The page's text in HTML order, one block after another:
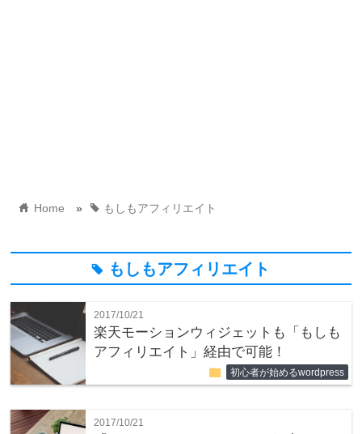
home Home » tag もしもアフィリエイト
tag もしもアフィリエイト
2017/10/21
楽天モーションウィジェットも「もしも
アフィリエイト」経由で可能！
folder 初心者が始めるwordpress
2017/10/21